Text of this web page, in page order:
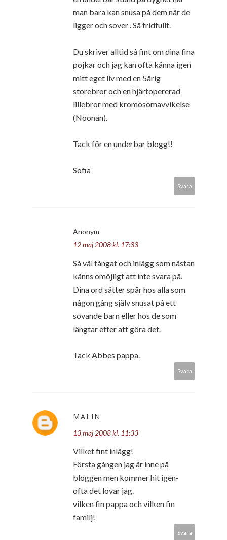
man bara kan snusa på dem när de
ligger och sover . Så fridfullt.
Du skriver alltid så fint om dina fina
pojkar och jag kan ofta känna igen
mitt eget liv med en 5årig
storebror och en hjärtopererad
lillebror med kromosomavvikelse
(Noonan).
Tack för en underbar blogg!!
Sofia
Svara
Anonym
12 maj 2008 kl. 17:33
Så väl fångat och inlägg som nästan
känns omöjligt att inte svara på.
Dina ord sätter spår hos alla som
någon gång själv snusat på ett
sovande barn eller hos de som
längtar efter att göra det.
Tack Abbes pappa.
Svara
MALIN
13 maj 2008 kl. 11:33
Vilket fint inlägg!
Första gången jag är inne på
bloggen men kommer hit igen-
ofta det lovar jag.
vilken fin pappa och vilken fin
familj!
Svara